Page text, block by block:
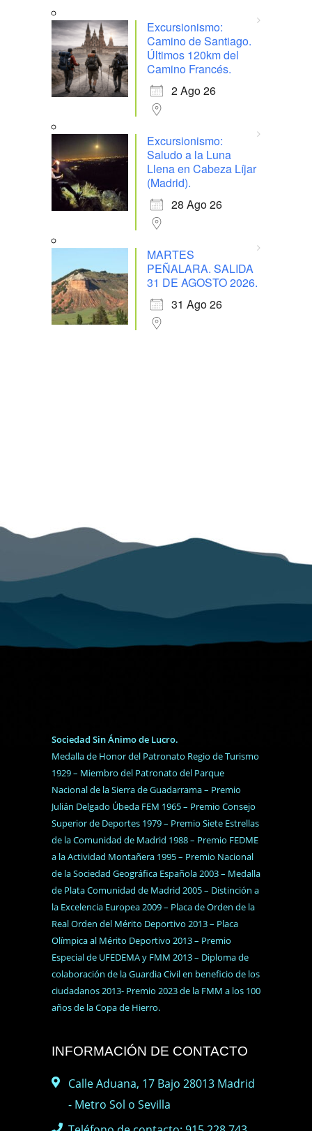
Excursionismo:
Camino de Santiago.
Últimos 120km del
Camino Francés.
2 Ago 26
Excursionismo:
Saludo a la Luna
Llena en Cabeza Líjar
(Madrid).
28 Ago 26
MARTES
PEÑALARA. SALIDA
31 DE AGOSTO 2026.
31 Ago 26
Sociedad Sin Ánimo de Lucro.
Medalla de Honor del Patronato Regio de Turismo
1929 – Miembro del Patronato del Parque
Nacional de la Sierra de Guadarrama – Premio
Julián Delgado Úbeda FEM 1965 – Premio Consejo
Superior de Deportes 1979 – Premio Siete Estrellas
de la Comunidad de Madrid 1988 – Premio FEDME
a la Actividad Montañera 1995 – Premio Nacional
de la Sociedad Geográfica Española 2003 – Medalla
de Plata Comunidad de Madrid 2005 – Distinción a
la Excelencia Europea 2009 – Placa de Orden de la
Real Orden del Mérito Deportivo 2013 – Placa
Olímpica al Mérito Deportivo 2013 – Premio
Especial de UFEDEMA y FMM 2013 – Diploma de
colaboración de la Guardia Civil en beneficio de los
ciudadanos 2013- Premio 2023 de la FMM a los 100
años de la Copa de Hierro.
INFORMACIÓN DE CONTACTO
Calle Aduana, 17 Bajo 28013 Madrid
- Metro Sol o Sevilla